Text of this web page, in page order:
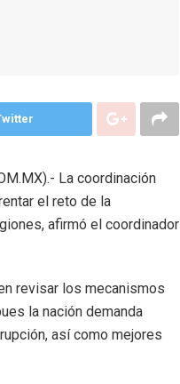
La coordinación
el reto de la
afirmó el coordinador
revisar los mecanismos
la nación demanda
así como mejores